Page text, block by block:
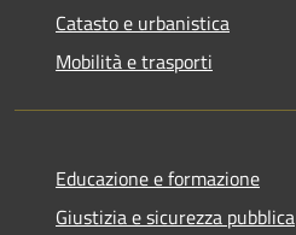
Catasto e urbanistica
Mobilità e trasporti
Educazione e formazione
Giustizia e sicurezza pubblica